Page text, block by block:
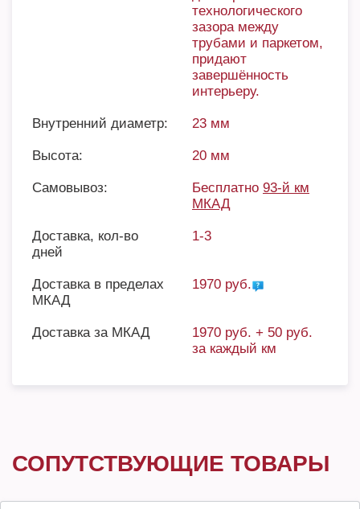
технологического
зазора между
трубами и паркетом,
придают
завершённость
интерьеру.
Внутренний диаметр: 23 мм
Высота: 20 мм
Самовывоз: Бесплатно 93-й км
МКАД
Доставка, кол-во
дней
1-3
Доставка в пределах
МКАД
1970 руб.
Доставка за МКАД
1970 руб. + 50 руб.
за каждый км
СОПУТСТВУЮЩИЕ ТОВАРЫ